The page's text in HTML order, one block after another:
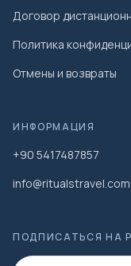
Договор
Политика
Отмены и возвраты
ИНФОРМАЦИЯ
+90 5417487857
info@ritualstravel.com
ПОДПИСАТЬСЯ НА